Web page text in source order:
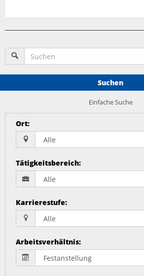
Suchen
Einfache Suche
Ort:
Tätigkeitsbereich:
Karrierestufe:
Arbeitsverhältnis: